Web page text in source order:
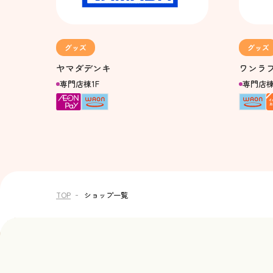
グッズ
ヤマダデンキ
専門店棟1F
グッズ
ワンラ
専門店
TOP ショップ一覧